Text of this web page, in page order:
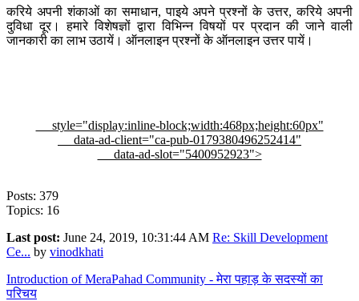
करिये अपनी शंकाओं का समाधान, पाइये अपने प्रश्नों के उत्तर, करिये अपनी
दुविधा दूर। हमारे विशेषज्ञों द्वारा विभिन्न विषयों पर प्रदान की जाने वाली
जानकारी का लाभ उठायें। ऑनलाइन प्रश्नों के ऑनलाइन उत्तर पायें।
style="display:inline-block;width:468px;height:60px"
data-ad-client="ca-pub-0179380496252414"
data-ad-slot="5400952923">
Posts: 379
Topics: 16
Last post: June 24, 2019, 10:31:44 AM Re: Skill Development
Ce... by vinodkhati
Introduction of MeraPahad Community - मेरा पहाड़ के सदस्यों का
परिचय